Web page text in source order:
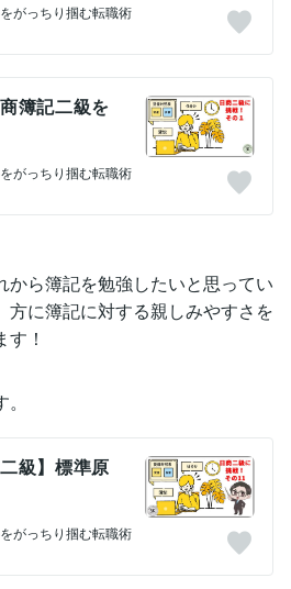
がっちり掴む転職術
簿記二級を
がっちり掴む転職術
から簿記を勉強したいと思ってい
方に簿記に対する親しみやすさを
！
級】標準原
がっちり掴む転職術